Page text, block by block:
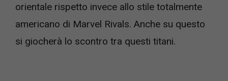
orientale rispetto invece allo stile totalmente
americano di Marvel Rivals. Anche su questo
si giocherà lo scontro tra questi titani.